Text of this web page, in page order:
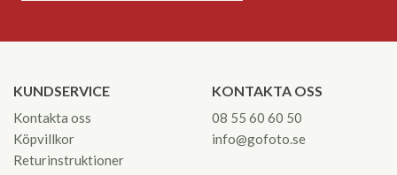
KUNDSERVICE
Kontakta oss
Köpvillkor
Returinstruktioner
KONTAKTA OSS
08 55 60 60 50
info@gofoto.se